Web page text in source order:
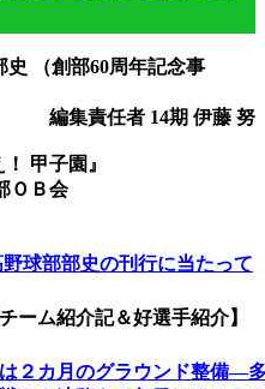
（創部60周年記念事
編集責任者 14期 伊藤 努
甲子園』
ＯＢ会
野球部部史の刊行に当たって
ーム紹介記＆好選手紹介】
２カ月のグラウンド整備―